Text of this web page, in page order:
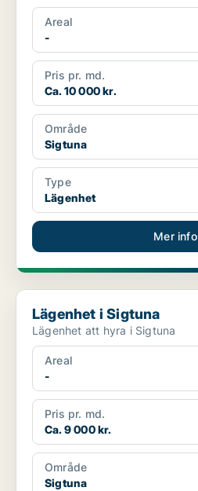
Areal
-
Pris pr. md.
Ca. 10 000 kr.
Område
Sigtuna
Type
Lägenhet
Mer info
Lägenhet i Sigtuna
Lägenhet i Sigtuna
Lägenhet att hyra i Sigtuna
Areal
-
Pris pr. md.
Ca. 9 000 kr.
Område
Sigtuna